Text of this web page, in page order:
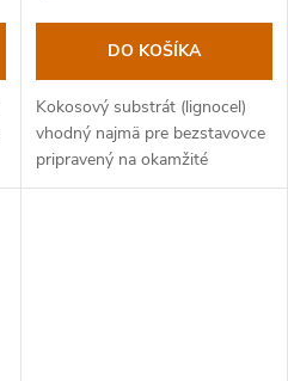
DO KOŠÍKA
Kokosový substrát (lignocel)
vhodný najmä pre bezstavovce
pripravený na okamžité
použitie. Pre plazy napríklad do